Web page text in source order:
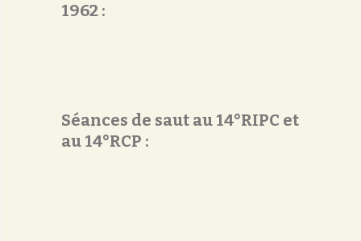
1962 :
Séances de saut au 14°RIPC et
au 14°RCP :